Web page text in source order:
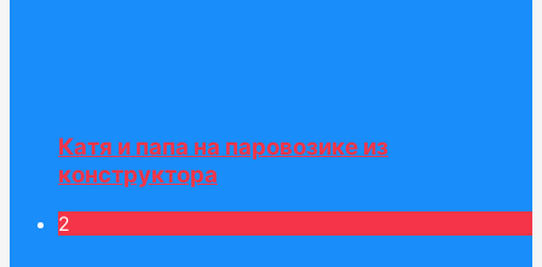
Катя и папа на паровозике из
конструктора
2